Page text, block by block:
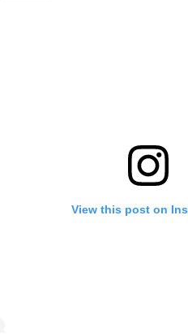
View this post on